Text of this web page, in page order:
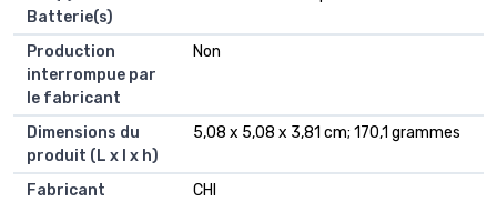
Batterie(s)
Production
interrompue par
le fabricant
Non
Dimensions du
produit (L x l x h)
5,08 x 5,08 x 3,81 cm; 170,1 grammes
Fabricant
CHI